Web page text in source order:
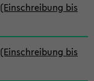
bis
bis